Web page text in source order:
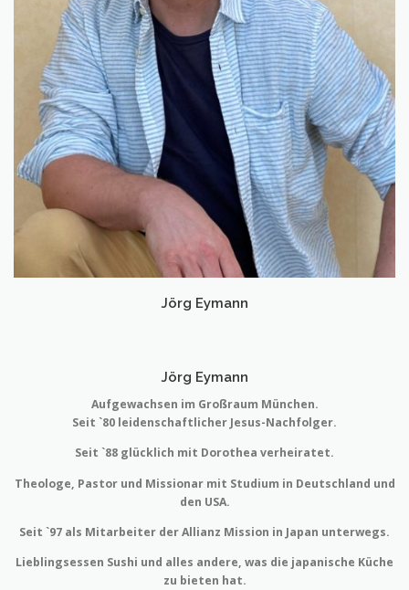
Jörg Eymann
Jörg Eymann
Aufgewachsen im Großraum München.
Seit `80 leidenschaftlicher Jesus-Nachfolger.
Seit `88 glücklich mit Dorothea verheiratet.
Theologe, Pastor und Missionar mit Studium in Deutschland und
den USA.
Seit `97 als Mitarbeiter der Allianz Mission in Japan unterwegs.
Lieblingsessen Sushi und alles andere, was die japanische Küche
zu bieten hat.